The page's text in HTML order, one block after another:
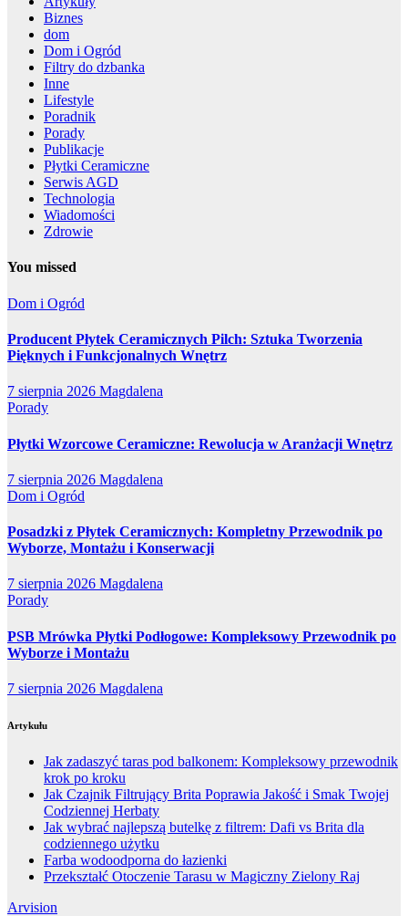
Biznes
dom
Dom i Ogród
Filtry do dzbanka
Inne
Lifestyle
Poradnik
Porady
Publikacje
Płytki Ceramiczne
Serwis AGD
Technologia
Wiadomości
Zdrowie
You missed
Dom i Ogród
Producent Płytek Ceramicznych Pilch: Sztuka Tworzenia
Pięknych i Funkcjonalnych Wnętrz
7 sierpnia 2026 Magdalena
Porady
Płytki Wzorcowe Ceramiczne: Rewolucja w Aranżacji Wnętrz
7 sierpnia 2026 Magdalena
Dom i Ogród
Posadzki z Płytek Ceramicznych: Kompletny Przewodnik po
Wyborze, Montażu i Konserwacji
7 sierpnia 2026 Magdalena
Porady
PSB Mrówka Płytki Podłogowe: Kompleksowy Przewodnik po
Wyborze i Montażu
7 sierpnia 2026 Magdalena
Artykułu
Jak zadaszyć taras pod balkonem: Kompleksowy przewodnik
krok po kroku
Jak Czajnik Filtrujący Brita Poprawia Jakość i Smak Twojej
Codziennej Herbaty
Jak wybrać najlepszą butelkę z filtrem: Dafi vs Brita dla
codziennego użytku
Farba wodoodporna do łazienki
Przekształć Otoczenie Tarasu w Magiczny Zielony Raj
Arvision